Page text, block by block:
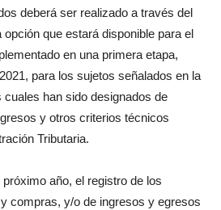
deberá ser realizado a través del
que estará disponible para el
en una primera etapa,
para los sujetos señalados en la
cuales han sido designados de
y otros criterios técnicos
Tributaria.
año, el registro de los
compras, y/o de ingresos y egresos